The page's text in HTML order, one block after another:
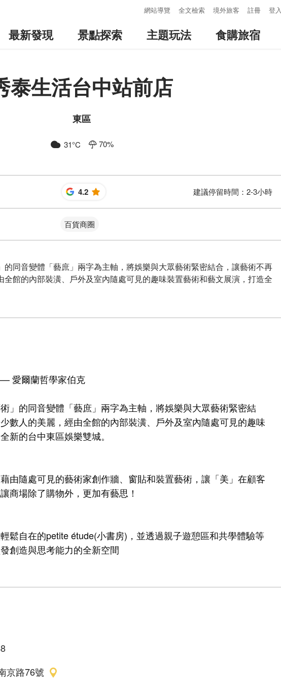
網站導覽 全文檢索 境外旅客 註冊 登入
最新發現 景點探索 主題玩法 食購旅宿
泰生活台中站前店
東區
31°C 70%
4.2 星 建議停留時間： 2-3小時
百貨商圈
同音變體「藝庶」兩字為主軸，將娛樂與大眾藝術緊密結合，讓藝術不再
全館的內部裝潢、戶外及室內隨處可見的趣味裝置藝術和藝文展演，打造全
愛爾蘭哲學家伯克
」的同音變體「藝庶」兩字為主軸，將娛樂與大眾藝術緊密結
數人的美麗，經由全館的內部裝潢、戶外及室內隨處可見的趣味
新的台中東區娛樂雙城。
由隨處可見的藝術家創作牆、窗貼和裝置藝術，讓「美」在顧客
商場除了購物外，更加有藝思！
鬆自在的petite étude(小書房)，並透過親子遊憩區和共學體驗等
創造與思考能力的全新空間
京路76號